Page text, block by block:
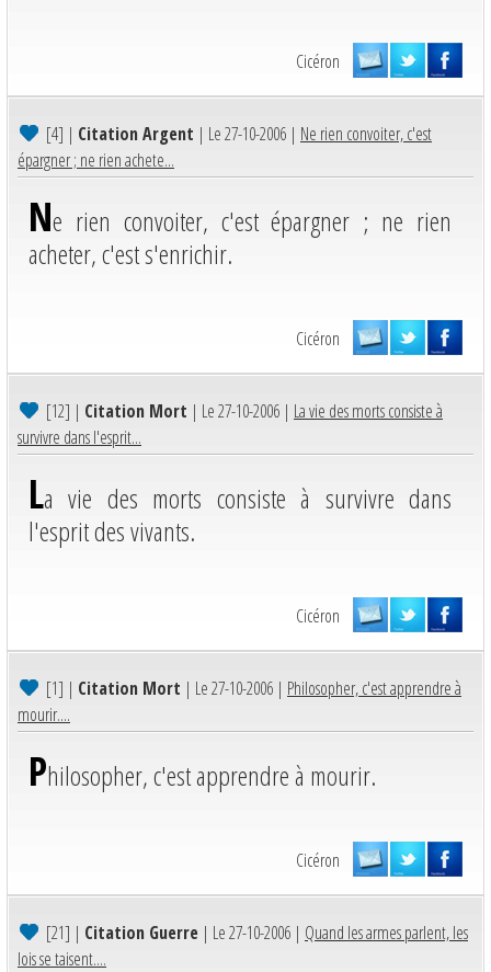
Cicéron
[4] | Citation Argent | Le 27-10-2006 | Ne rien convoiter, c'est
épargner ; ne rien achete...
Ne rien convoiter, c'est épargner ; ne rien
acheter, c'est s'enrichir.
Cicéron
[12] | Citation Mort | Le 27-10-2006 | La vie des morts consiste à
survivre dans l'esprit...
La vie des morts consiste à survivre dans
l'esprit des vivants.
Cicéron
[1] | Citation Mort | Le 27-10-2006 | Philosopher, c'est apprendre à
mourir....
Philosopher, c'est apprendre à mourir.
Cicéron
[21] | Citation Guerre | Le 27-10-2006 | Quand les armes parlent, les
lois se taisent....